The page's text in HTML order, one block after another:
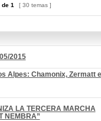
de 1 [ 30 temas ]
2015
Alpes: Chamonix, Zermatt e
LA TERCERA MARCHA
NEMBRA”